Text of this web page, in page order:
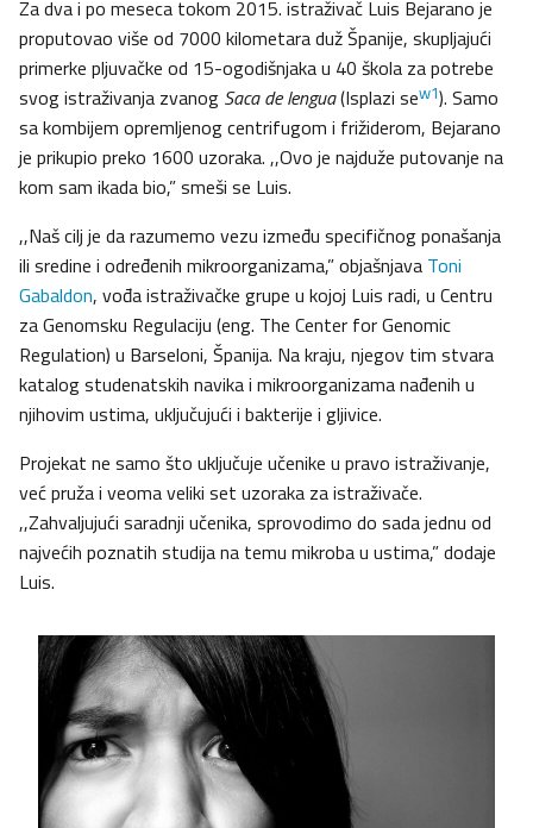
Za dva i po meseca tokom 2015. istraživač Luis Bejarano je
proputovao više od 7000 kilometara duž Španije, skupljajući
primerke pljuvačke od 15-ogodišnjaka u 40 škola za potrebe
svog istraživanja zvanog Saca de lengua(Isplazi sew1). Samo
sa kombijem opremljenog centrifugom i frižiderom, Bejarano
je prikupio preko 1600 uzoraka. ,,Ovo je najduže putovanje na
kom sam ikada bio,” smeši se Luis.
,,Naš cilj je da razumemo vezu između specifičnog ponašanja
ili sredine i određenih mikroorganizama,” objašnjava Toni
Gabaldon, vođa istraživačke grupe u kojoj Luis radi, u Centru
za Genomsku Regulaciju (eng. The Center for Genomic
Regulation) u Barseloni, Španija. Na kraju, njegov tim stvara
katalog studenatskih navika i mikroorganizama nađenih u
njihovim ustima, uključujući i bakterije i gljivice.
Projekat ne samo što uključuje učenike u pravo istraživanje,
već pruža i veoma veliki set uzoraka za istraživače.
,,Zahvaljujući saradnji učenika, sprovodimo do sada jednu od
najvećih poznatih studija na temu mikroba u ustima,” dodaje
Luis.